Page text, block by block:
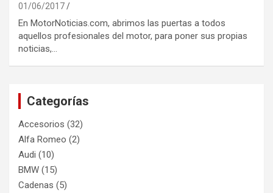
01/06/2017
En MotorNoticias.com, abrimos las puertas a todos
aquellos profesionales del motor, para poner sus propias
noticias,…
Categorías
Accesorios (32)
Alfa Romeo (2)
Audi (10)
BMW (15)
Cadenas (5)